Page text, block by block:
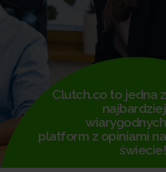
Clutch.co to jedna z
najbardziej
wiarygodnych
platform z opiniami na
świecie!